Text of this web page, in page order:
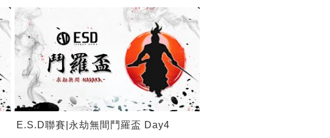
E.S.D聯賽|永劫無間鬥羅盃 Day4